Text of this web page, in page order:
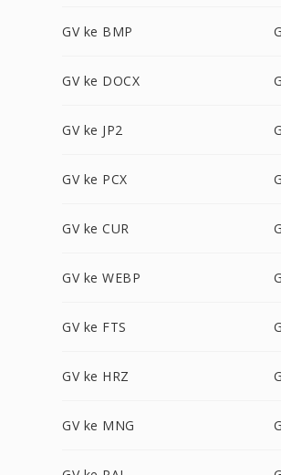
GV ke BMP
GV ke DOCX
GV ke JP2
GV ke PCX
GV ke CUR
GV ke WEBP
GV ke FTS
GV ke HRZ
GV ke MNG